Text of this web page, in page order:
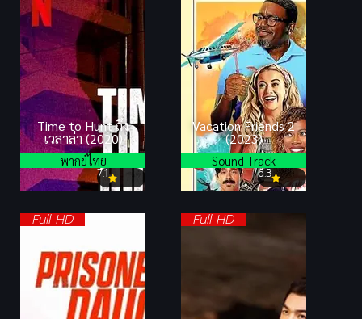
Time to Hunt ถึง
เวลาล่า (2020)
7.1
พากย์ไทย
Vacation Friends 2
(2023)
6.3
Sound Track
Full HD Full HD